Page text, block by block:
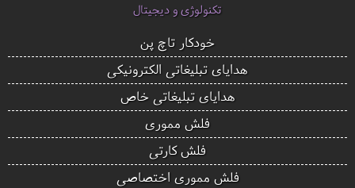
تکنولوژی و دیجیتال
خودکار تاچ پن
هدایای تبلیغاتی الکترونیکی
هدایای تبلیغاتی خاص
فلش مموری
فلش کارتی
فلش مموری اختصاصی